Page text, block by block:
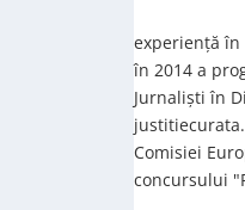
experiență în
în 2014 a
Jurnaliști în
Comisiei
concursului